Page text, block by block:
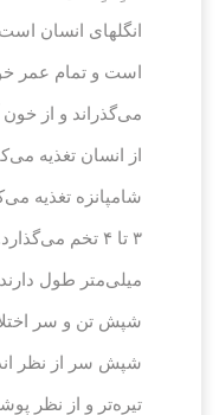
انگلهای انسان
است و تمام عمر
می‌گذراند و از
از انسان تغذیه
شامپانزه تغذیه
میلی‌متر طول
شپش تن و سر
شپش سر از نظر
تیره‌تر و از نظر